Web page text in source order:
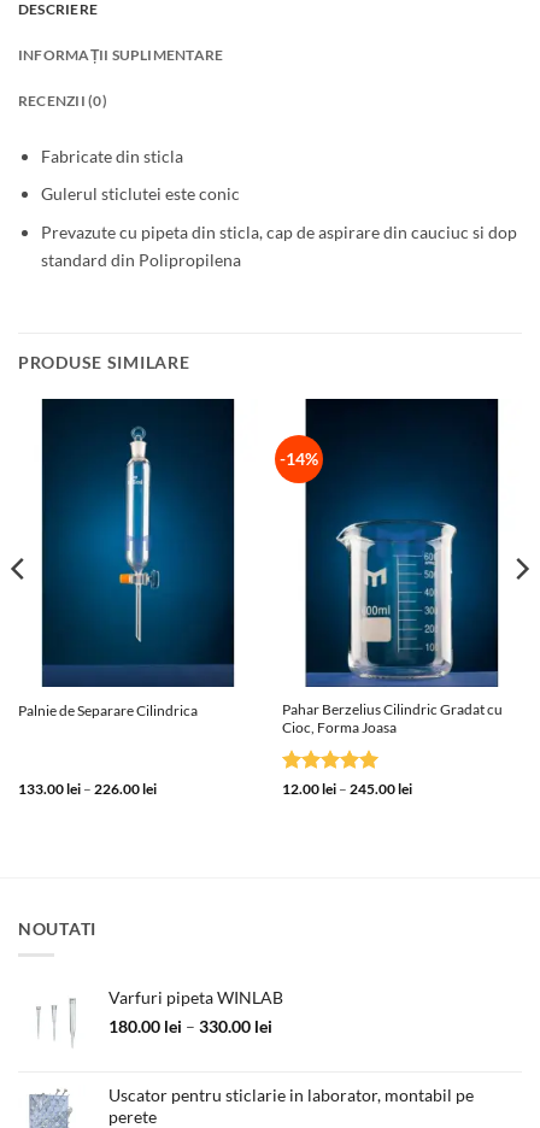
DESCRIERE
INFORMAȚII SUPLIMENTARE
RECENZII (0)
Fabricate din sticla
Gulerul sticlutei este conic
Prevazute cu pipeta din sticla, cap de aspirare din cauciuc si dop
standard din Polipropilena
PRODUSE SIMILARE
Palnie de Separare Cilindrica
133.00lei – 226.00leiInterval
-14%
Pahar Berzelius Cilindric Gradat cu
Cioc, Forma Joasa
Evaluat la
12.00lei – 245.00leiInterval
NOUTATI
Varfuri pipeta WINLAB
180.00 lei – 330.00 lei
180.00 lei
Uscator pentru sticlarie in laborator, montabil pe
perete